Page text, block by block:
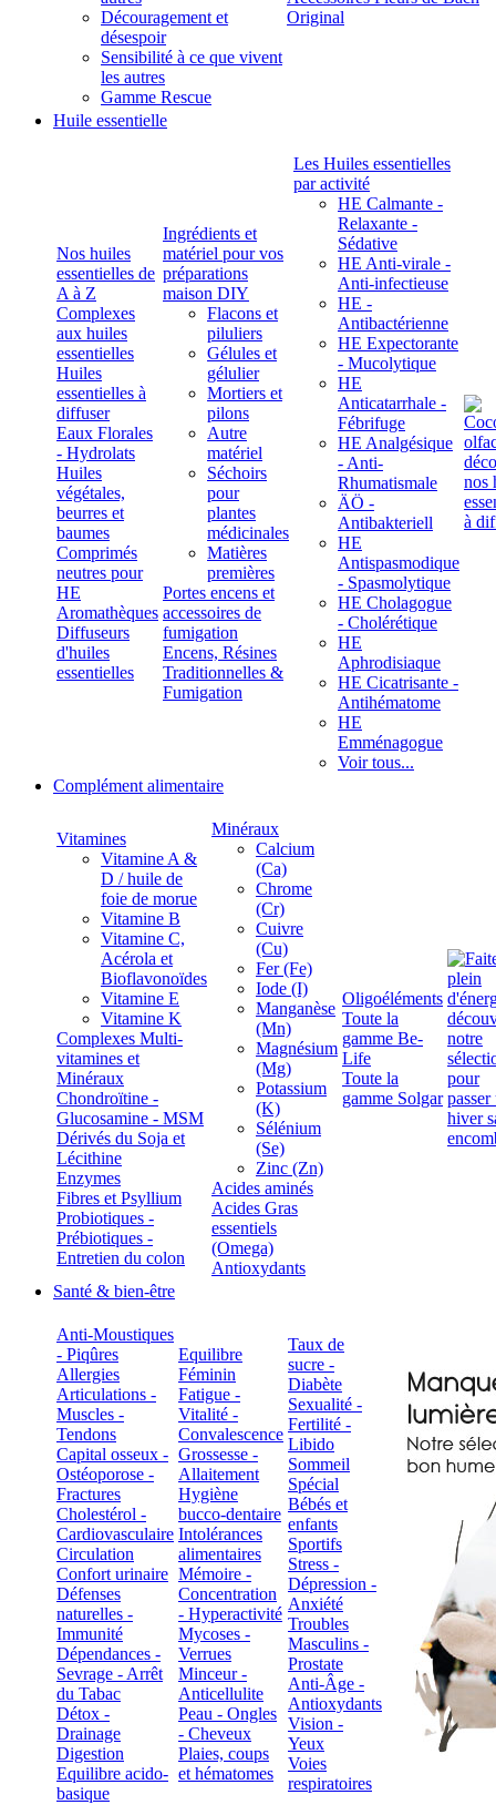
Découragement et
désespoir
Sensibilité à ce que vivent
les autres
Gamme Rescue
Original
Huile essentielle
Nos huiles
essentielles de
A à Z
Complexes
aux huiles
essentielles
Huiles
essentielles à
diffuser
Eaux Florales
- Hydrolats
Huiles
végétales,
beurres et
baumes
Comprimés
neutres pour
HE
Aromathèques
Diffuseurs
d'huiles
essentielles
Ingrédients et
matériel pour vos
préparations
maison DIY
Flacons et
piluliers
Gélules et
gélulier
Mortiers et
pilons
Autre
matériel
Séchoirs
pour
plantes
médicinales
Matières
premières
Portes encens et
accessoires de
fumigation
Encens, Résines
Traditionnelles &
Fumigation
Les Huiles essentielles
par activité
HE Calmante -
Relaxante -
Sédative
HE Anti-virale -
Anti-infectieuse
HE -
Antibactérienne
HE Expectorante
- Mucolytique
HE
Anticatarrhale -
Fébrifuge
HE Analgésique
- Anti-
Rhumatismale
ÄÖ -
Antibakteriell
HE
Antispasmodique
- Spasmolytique
HE Cholagogue
- Cholérétique
HE
Aphrodisiaque
HE Cicatrisante -
Antihématome
HE
Emménagogue
Voir tous...
Complément alimentaire
Vitamines
Vitamine A &
D / huile de
foie de morue
Vitamine B
Vitamine C,
Acérola et
Bioflavonoïdes
Vitamine E
Vitamine K
Complexes Multi-
vitamines et
Minéraux
Chondroïtine -
Glucosamine - MSM
Dérivés du Soja et
Lécithine
Enzymes
Fibres et Psyllium
Probiotiques -
Prébiotiques -
Entretien du colon
Minéraux
Calcium
(Ca)
Chrome
(Cr)
Cuivre
(Cu)
Fer (Fe)
Iode (I)
Manganèse
(Mn)
Magnésium
(Mg)
Potassium
(K)
Sélénium
(Se)
Zinc (Zn)
Acides aminés
Acides Gras
essentiels
(Omega)
Antioxydants
Oligoéléments
Toute la
gamme Be-
Life
Toute la
gamme Solgar
Santé & bien-être
Anti-Moustiques
- Piqûres
Allergies
Articulations -
Muscles -
Tendons
Capital osseux -
Ostéoporose -
Fractures
Cholestérol -
Cardiovasculaire
Circulation
Confort urinaire
Défenses
naturelles -
Immunité
Dépendances -
Sevrage - Arrêt
du Tabac
Détox -
Drainage
Digestion
Equilibre acido-
basique
Equilibre
Féminin
Fatigue -
Vitalité -
Convalescence
Grossesse -
Allaitement
Hygiène
bucco-dentaire
Intolérances
alimentaires
Mémoire -
Concentration
- Hyperactivité
Mycoses -
Verrues
Minceur -
Anticellulite
Peau - Ongles
- Cheveux
Plaies, coups
et hématomes
Taux de
sucre -
Diabète
Sexualité -
Fertilité -
Libido
Sommeil
Spécial
Bébés et
enfants
Sportifs
Stress -
Dépression -
Anxiété
Troubles
Masculins -
Prostate
Anti-Âge -
Antioxydants
Vision -
Yeux
Voies
respiratoires